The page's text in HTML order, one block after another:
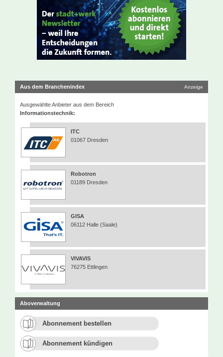
Aus dem Branchenindex Anzeige
Ausgewählte Anbieter aus dem Bereich
Informationstechnik:
ITC
01067 Dresden
Robotron
01189 Dresden
GISA
06112 Halle (Saale)
VIVAVIS
76275 Ettlingen
Aboverwaltung
Abonnement bestellen
Abonnement kündigen